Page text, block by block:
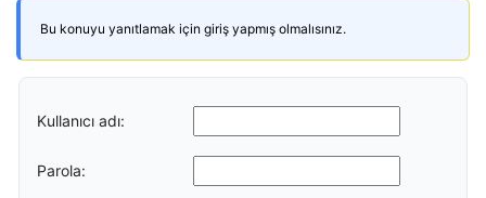
Bu konuyu yanıtlamak için giriş yapmış olmalısınız.
Kullanıcı adı:
Parola: